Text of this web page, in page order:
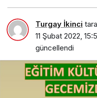
Turgay İkinci
11 Şubat 2022,
güncellendi